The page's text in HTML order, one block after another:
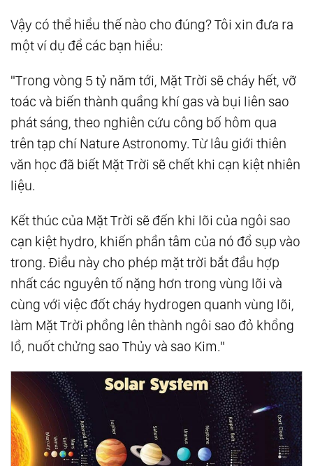
29.Tam Nguyên: Thức Tỉnh Tế Bào
30. Tam Nguyên: Linh Hồn Ánh Sáng - Thân
Thể Ánh Sáng
31.Tam Nguyên: Sống Thiền - Bí Mật Trường
Sinh
32.Tam Nguyên: Tình Yêu Của Nước
33.Tam Nguyên: Dòng Chảy Của Tình Yêu
34.
36.Tam Nguyên: Thiền
37. Trở Về Nhất Nguyên - Chạm Điểm Cân
Bằng
Đại Đồng Thánh Đức
39.Phương Pháp Chuyển Hóa Năng Lượng
40.Đạo Của Tự Nhiên
42.
Tự Do Ý Chí
43.
Người Vô Hình
44.Không Có Thấu Hiểu, Không Thể Yêu
Thương
Vậy có thể hiểu thế nào cho đúng? Tôi xin đưa ra
một ví dụ để các bạn hiểu:
"Trong vòng 5 tỷ năm tới, Mặt Trời sẽ cháy hết, vỡ
toác và biến thành quầng khí gas và bụi liên sao
phát sáng, theo nghiên cứu công bố hôm qua
trên tạp chí Nature Astronomy. Từ lâu giới thiên
văn học đã biết Mặt Trời sẽ chết khi cạn kiệt nhiên
liệu.
Kết thúc của Mặt Trời sẽ đến khi lõi của ngôi sao
cạn kiệt hydro, khiến phần tâm của nó đổ sụp vào
trong. Điều này cho phép mặt trời bắt đầu hợp
nhất các nguyên tố nặng hơn trong vùng lõi và
cùng với việc đốt cháy hydrogen quanh vùng lõi,
làm Mặt Trời phồng lên thành ngôi sao đỏ khổng
lồ, nuốt chửng sao Thủy và sao Kim."